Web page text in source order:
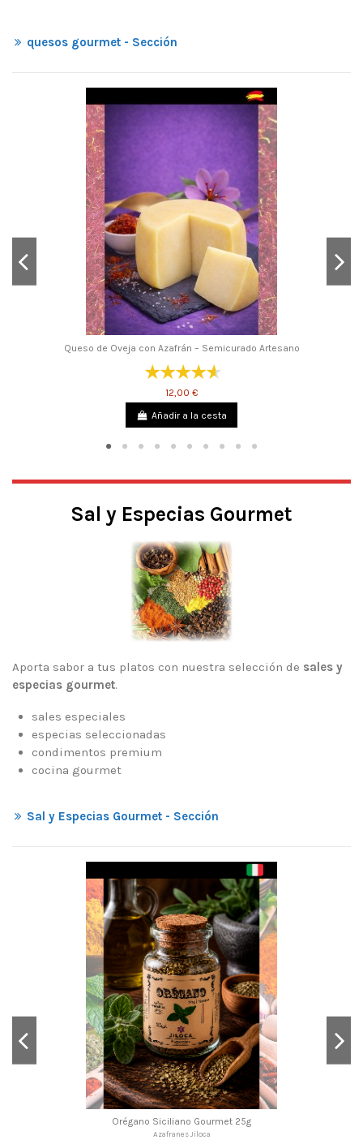
quesos gourmet - Sección
Queso de Oveja con Azafrán – Semicurado Artesano
12,00 €
Añadir a la cesta
Sal y Especias Gourmet
Aporta sabor a tus platos con nuestra selección de sales y
especias gourmet.
sales especiales
especias seleccionadas
condimentos premium
cocina gourmet
Sal y Especias Gourmet - Sección
Orégano Siciliano Gourmet 25g
Azafranes Jiloca